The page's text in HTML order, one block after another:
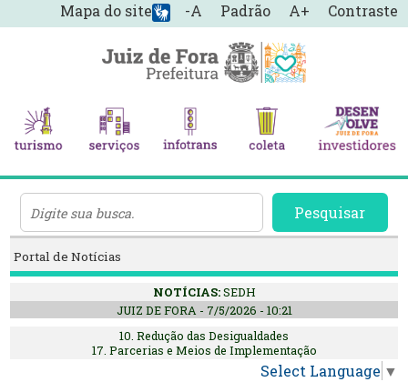
-A Padrão A+ Contraste
Mapa do site
Pesquisar
Portal de Notícias
NOTÍCIAS:SEDH
JUIZ DE FORA - 7/5/2026 - 10:21
10. Redução das Desigualdades
17. Parcerias e Meios de Implementação
Select Language ▼